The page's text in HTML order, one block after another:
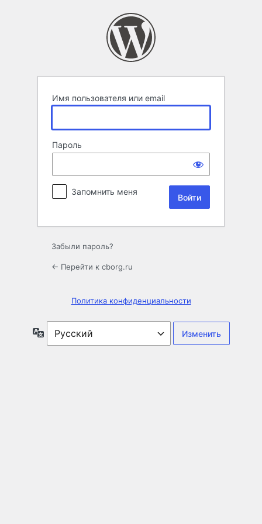
Имя пользователя или email
Пароль
Запомнить меня
Забыли пароль?
← Перейти к cborg.ru
Политика конфиденциальности
Язык